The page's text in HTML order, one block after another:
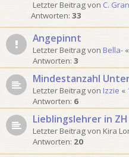
o
1
Letzter Beitrag von C.
Antworten: 33
Angepinnt
Letzter Beitrag von Bella- «
Antworten: 3
Mindestanzahl
Letzter Beitrag von Izzie «
Antworten: 6
Lieblingslehrer in ZH
Letzter Beitrag von Kira
Antworten: 20